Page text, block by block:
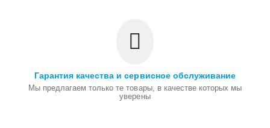
Гарантия качества и сервисное обслуживание
Мы предлагаем только те товары, в качестве которых мы
уверены